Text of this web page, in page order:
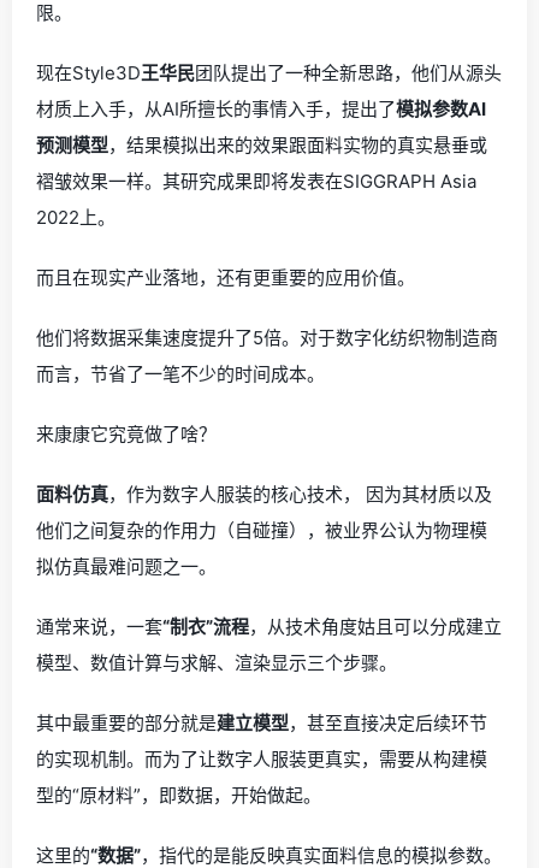
限。
现在Style3D王华民团队提出了一种全新思路，他们从源头
材质上入手，从AI所擅长的事情入手，提出了模拟参数AI
预测模型，结果模拟出来的效果跟面料实物的真实悬垂或
褶皱效果一样。其研究成果即将发表在SIGGRAPH Asia
2022上。
而且在现实产业落地，还有更重要的应用价值。
他们将数据采集速度提升了5倍。对于数字化纺织物制造商
而言，节省了一笔不少的时间成本。
来康康它究竟做了啥？
面料仿真，作为数字人服装的核心技术， 因为其材质以及
他们之间复杂的作用力（自碰撞），被业界公认为物理模
拟仿真最难问题之一。
通常来说，一套“制衣”流程，从技术角度姑且可以分成建立
模型、数值计算与求解、渲染显示三个步骤。
其中最重要的部分就是建立模型，甚至直接决定后续环节
的实现机制。而为了让数字人服装更真实，需要从构建模
型的“原材料”，即数据，开始做起。
这里的“数据”，指代的是能反映真实面料信息的模拟参数。